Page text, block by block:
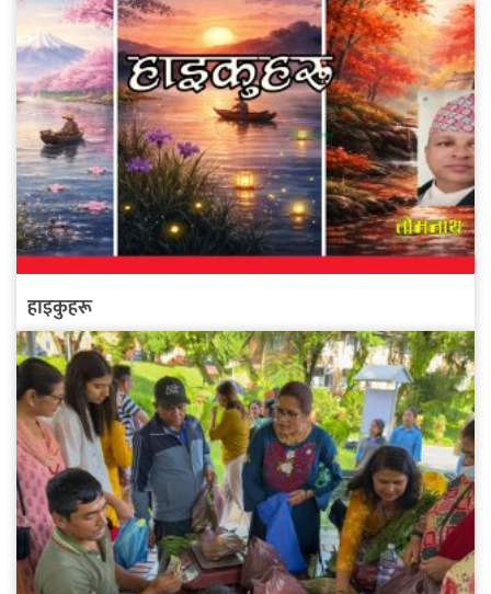
हाइकुहरू